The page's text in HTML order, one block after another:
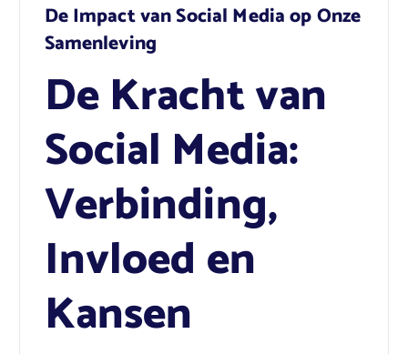
De Impact van Social Media op Onze
Samenleving
De Kracht van
Social Media:
Verbinding,
Invloed en
Kansen